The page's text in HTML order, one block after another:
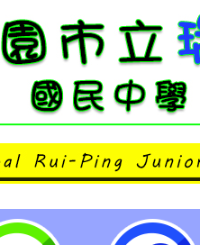
國中小繪畫創作